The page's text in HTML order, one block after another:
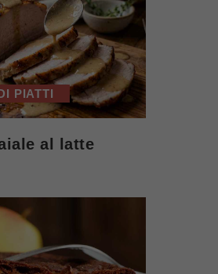
PIATTI
al latte